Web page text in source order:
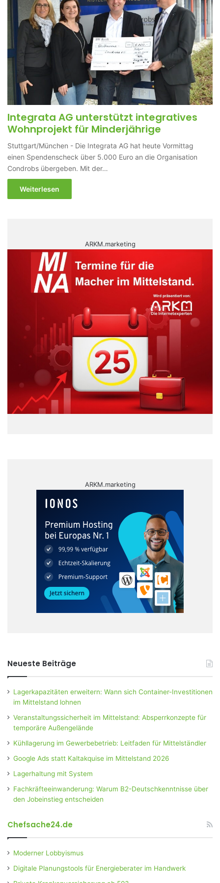
Integrata AG unterstützt integratives
Wohnprojekt für Minderjährige
Stuttgart/München - Die Integrata AG hat heute Vormittag
einen Spendenscheck über 5.000 Euro an die Organisation
Condrobs übergeben. Mit der…
Weiterlesen
ARKM.marketing
ARKM.marketing
Neueste Beiträge
Lagerkapazitäten erweitern: Wann sich Container-Investitionen
im Mittelstand lohnen
Veranstaltungssicherheit im Mittelstand: Absperrkonzepte für
temporäre Außengelände
Kühllagerung im Gewerbebetrieb: Leitfaden für Mittelständler
Google Ads statt Kaltakquise im Mittelstand 2026
Lagerhaltung mit System
Fachkräfteeinwanderung: Warum B2-Deutschkenntnisse über
den Jobeinstieg entscheiden
Chefsache24.de
Moderner Lobbyismus
Digitale Planungstools für Energieberater im Handwerk